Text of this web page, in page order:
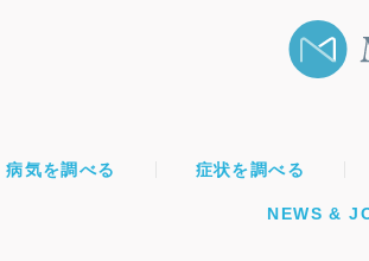
病気を調べる 症状を調べる
NEWS &